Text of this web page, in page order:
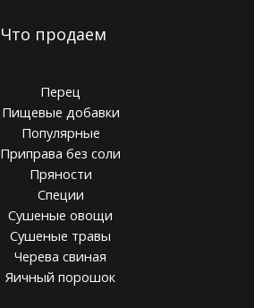
Что продаем
Перец
Пищевые добавки
Популярные
Приправа без соли
Пряности
Специи
Сушеные овощи
Сушеные травы
Черева свиная
Яичный порошок